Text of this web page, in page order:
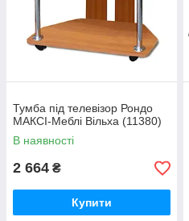
Тумба під телевізор Рондо
МАКСІ-Меблі Вільха (11380)
В наявності
2 664 ₴
Купити